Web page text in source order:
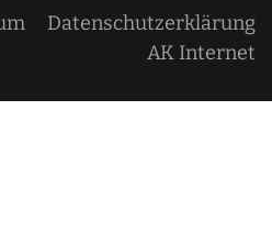
Datenschutzerklärung
AK Internet